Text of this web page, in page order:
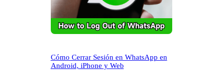
Cómo Cerrar Sesión en WhatsApp en
Android, iPhone y Web